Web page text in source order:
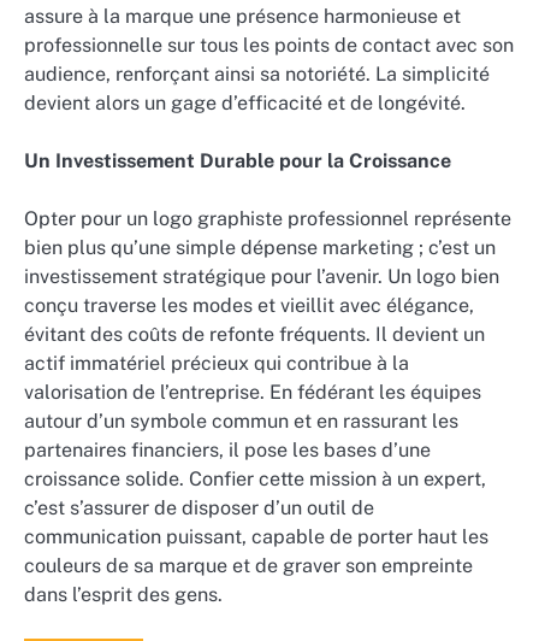
assure à la marque une présence harmonieuse et
professionnelle sur tous les points de contact avec son
audience, renforçant ainsi sa notoriété. La simplicité
devient alors un gage d’efficacité et de longévité.
Un Investissement Durable pour la Croissance
Opter pour un logo graphiste professionnel représente
bien plus qu’une simple dépense marketing ; c’est un
investissement stratégique pour l’avenir. Un logo bien
conçu traverse les modes et vieillit avec élégance,
évitant des coûts de refonte fréquents. Il devient un
actif immatériel précieux qui contribue à la
valorisation de l’entreprise. En fédérant les équipes
autour d’un symbole commun et en rassurant les
partenaires financiers, il pose les bases d’une
croissance solide. Confier cette mission à un expert,
c’est s’assurer de disposer d’un outil de
communication puissant, capable de porter haut les
couleurs de sa marque et de graver son empreinte
dans l’esprit des gens.